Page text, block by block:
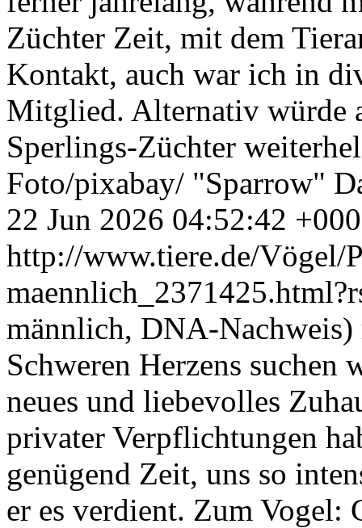
Züchter Zeit, mit dem
Kontakt, auch war ich in
Mitglied. Alternativ würde
Sperlings-Züchter
Foto/pixabay/ "Sparrow"
22 Jun 2026 04:52:42
http://www.tiere.de/Vögel/
männlich, DNA-
Schweren Herzens suchen
neues und liebevolles
privater Verpflichtungen
genügend Zeit, uns so
er es verdient. Zum Vogel: